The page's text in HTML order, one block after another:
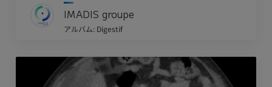
IMADIS groupe
アルバム: Digestif